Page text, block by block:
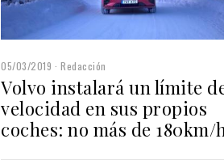
05/03/2019 Redacción
Volvo instalará un límite
velocidad en sus propios
coches: no más de 180km/